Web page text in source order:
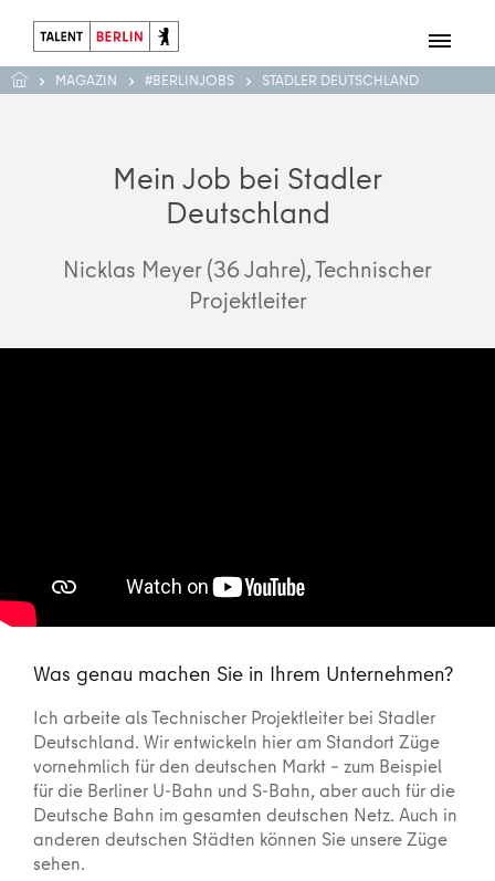
MAGAZIN #BERLINJOBS STADLER DEUTSCHLAND
Mein Job bei Stadler
Deutschland
Nicklas Meyer (36 Jahre), Technischer
Projektleiter
Was genau machen Sie in Ihrem Unternehmen?
Ich arbeite als Technischer Projektleiter bei Stadler
Deutschland. Wir entwickeln hier am Standort Züge
vornehmlich für den deutschen Markt – zum Beispiel
für die Berliner U-Bahn und S-Bahn, aber auch für die
Deutsche Bahn im gesamten deutschen Netz. Auch in
anderen deutschen Städten können Sie unsere Züge
sehen.